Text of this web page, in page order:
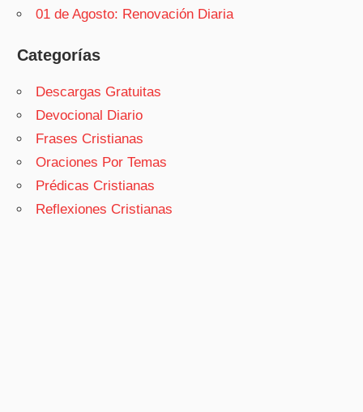
01 de Agosto: Renovación Diaria
Categorías
Descargas Gratuitas
Devocional Diario
Frases Cristianas
Oraciones Por Temas
Prédicas Cristianas
Reflexiones Cristianas